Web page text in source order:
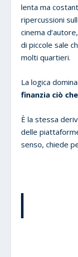
lenta ma
ripercussioni
cinema
di piccole sale
molti quartieri.
La logica
finanzia ciò
È la stessa
delle
senso, chiede